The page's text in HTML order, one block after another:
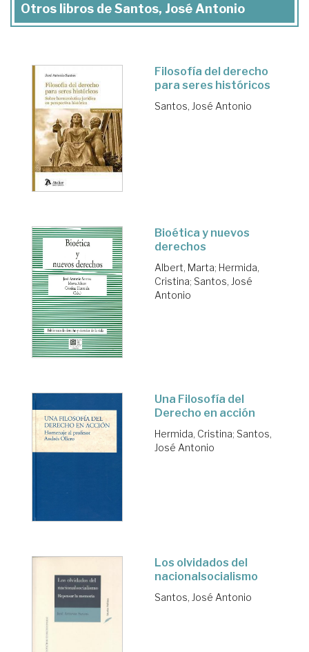
Otros libros de Santos, José Antonio
Filosofía del derecho
para seres históricos
Santos, José Antonio
Bioética y nuevos
derechos
Albert, Marta; Hermida,
Cristina; Santos, José
Antonio
Una Filosofía del
Derecho en acción
Hermida, Cristina; Santos,
José Antonio
Los olvidados del
nacionalsocialismo
Santos, José Antonio